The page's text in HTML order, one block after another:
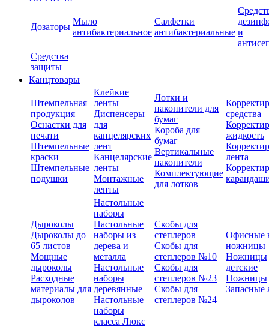
Дозаторы
Мыло
антибактериальное
Салфетки
антибактериальные и
Средства
защиты
Канцтовары
Штемпельная
продукция
Оснастки для
печати
Штемпельные
краски
Штемпельные
подушки
Клейкие
ленты
Диспенсеры
для
канцелярских
лент
Канцелярские
ленты
Монтажные
ленты
Лотки и
накопители для
бумаг
Короба для
бумаг
Вертикальные
накопители
Комплектующие
для лотков
средства
жидкость
лента
Дыроколы
Дыроколы до
65 листов
Мощные
дыроколы
Расходные
материалы для
дыроколов
Настольные
наборы
Настольные
наборы из
дерева и
металла
Настольные
наборы
деревянные
Настольные
наборы
класса Люкс
Скобы для
степлеров
Скобы для
степлеров №10
Скобы для
степлеров №23
Скобы для
степлеров №24
Офисные
ножницы
Ножницы
детские
Ножницы
Запасные